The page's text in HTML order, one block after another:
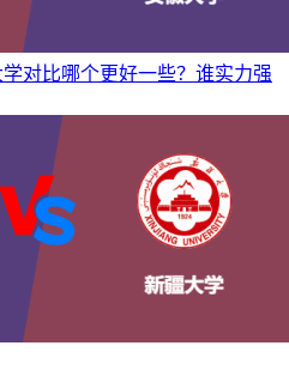
对比哪个更好一些？谁实力强